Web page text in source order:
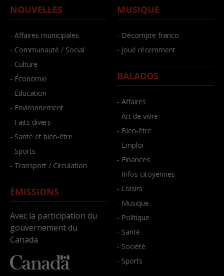
NOUVELLES
- Affaires municipales
- Communauté / Social
- Culture
- Économie
- Éducation
- Environnement
- Faits divers
- Santé et bien-être
- Sports
- Transport / Circulation
ÉMISSIONS
Avec la participation du
gouvernement du
Canada
MUSIQUE
- Décompte franco
- Joué récemment
BALADOS
- Affaires
- Art de vivre
- Bien-être
- Emploi
- Finances
- Infos citoyennes
- Loisirs
- Musique
- Politique
- Santé
- Société
- Sports